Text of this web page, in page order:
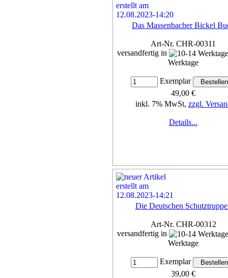
Das Massenbacher Bickel
Art-Nr. CHR-00311
versandfertig in
Werktage
Exemplar
49,00 €
inkl. 7% MwSt, zzgl.
Details...
Die Deutschen
Art-Nr. CHR-00312
versandfertig in
Werktage
Exemplar
39,00 €